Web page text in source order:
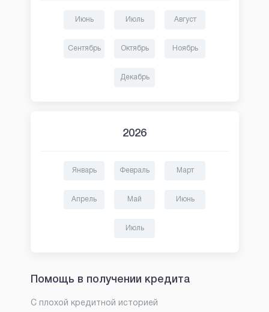
Июнь Июль Август
Сентябрь Октябрь Ноябрь
Декабрь
2026
Январь Февраль Март
Апрель Май Июнь
Июль
Помощь в получении кредита
С плохой кредитной историей